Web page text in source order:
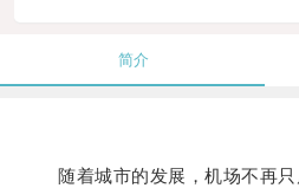
简介
随着城市的发展，机场不再只